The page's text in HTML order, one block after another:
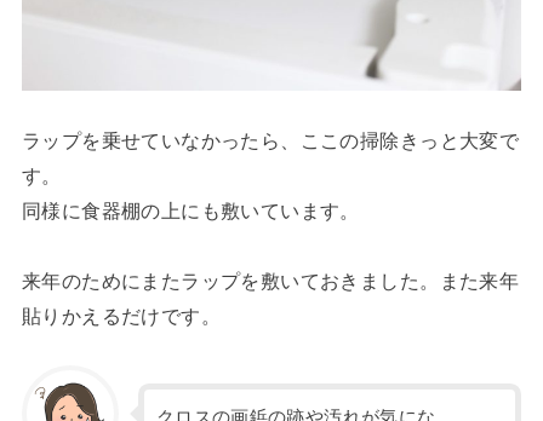
ラップを乗せていなかったら、ここの掃除きっと大変で
す。
同様に食器棚の上にも敷いています。
来年のためにまたラップを敷いておきました。また来年
貼りかえるだけです。